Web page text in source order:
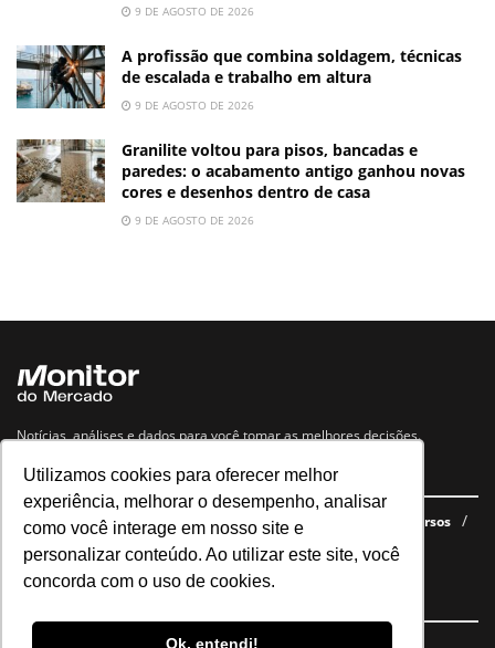
Utilizamos cookies para oferecer melhor
experiência, melhorar o desempenho, analisar
como você interage em nosso site e
personalizar conteúdo. Ao utilizar este site, você
concorda com o uso de cookies.
Ok, entendi!
9 DE AGOSTO DE 2026
A profissão que combina soldagem, técnicas
de escalada e trabalho em altura
9 DE AGOSTO DE 2026
Granilite voltou para pisos, bancadas e
paredes: o acabamento antigo ganhou novas
cores e desenhos dentro de casa
9 DE AGOSTO DE 2026
Notícias, análises e dados para você tomar as melhores decisões.
Navegue no site
Últimas notícias Quem somos E-books gratuitos
Cursos
Política de privacidade